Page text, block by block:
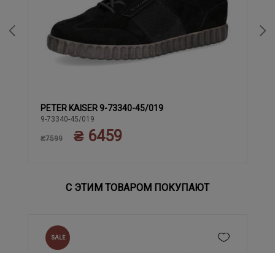
37 37.5 38 38.5 39 40
PETER KAISER 9-73340-45/019
9-73340-45/019
₴7599 ₴ 6459
С ЭТИМ ТОВАРОМ ПОКУПАЮТ
SALE